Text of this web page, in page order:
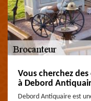
Vous cherchez
à Debord
Debord Antiquaire est